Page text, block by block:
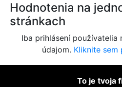
Hodnotenia na
stránkach
Iba prihlásení
údajom. Kliknite sem
To je tvoja